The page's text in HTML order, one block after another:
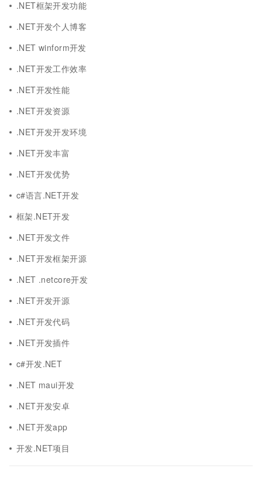
.NET框架开发功能
.NET开发个人博客
.NET winform开发
.NET开发工作效率
.NET开发性能
.NET开发资源
.NET开发开发环境
.NET开发丰富
.NET开发优势
c#语言.NET开发
框架.NET开发
.NET开发文件
.NET开发框架开源
.NET .netcore开发
.NET开发开源
.NET开发代码
.NET开发插件
c#开发.NET
.NET maui开发
.NET开发安卓
.NET开发app
开发.NET项目